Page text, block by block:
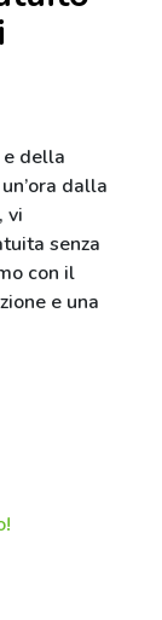
della
dalla
vi
senza
con il
e una